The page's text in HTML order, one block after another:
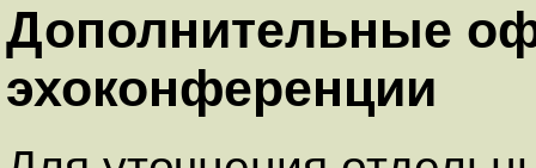
Дополнительные
эхоконференции